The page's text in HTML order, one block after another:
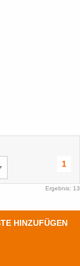
1
Ergebnis: 13
HINZUFÜGEN